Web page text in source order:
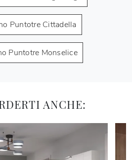
Puntotre Cittadella
Puntotre Monselice
ANCHE: